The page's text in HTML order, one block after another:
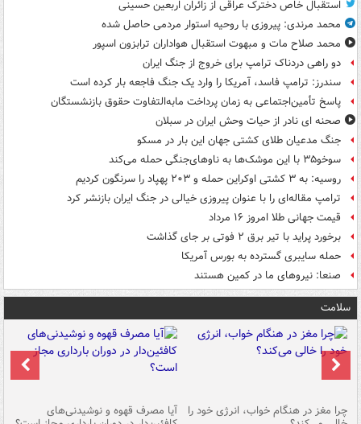
استقبال خاص دخترک عراقی از زائران اربعین حسینی
محمد مرندی: پیروزی با روحیه استوار مردمی حاصل شده
محمد صلاح مات و مبهوت استقبال هواداران ترابزون اسپور
دو راهی دردناک ترامپ برای خروج از جنگ ایران
سندرز: ترامپ فاسد، آمریکا را وارد یک جنگ فاجعه بار کرده است
پاسخ تأمین‌اجتماعی به زمان پرداخت مابه‌التفاوت حقوق بازنشستگان
صحنه ای نادر از حیات وحش ایران در سبلان
جنگ مدعیان طلای کشتی جهان این بار در مسکو
سوخو۳۵ با این موشک‌ها به ناوهای‌جنگی حمله می‌کند
روسیه: به ۳ کشتی اوکراین حمله و ۲۰۳ پهپاد را سرنگون کردیم
ترامپ مقاله‌ای را با عنوان پیروزی خیالی در جنگ ایران بازنشر کرد
قیمت جهانی طلا امروز ۱۶ مرداد
برخورد پراید با تیر برق ۲ فوتی بر جای گذاشت
حمله سایبری گسترده به بورس آمریکا
صنعا: نیروهای ما در کمین‌ هستند
سلامت
چرا مغز در هنگام خواب، انرژی خود را آیا مصرف قهوه و نوشیدنی‌های